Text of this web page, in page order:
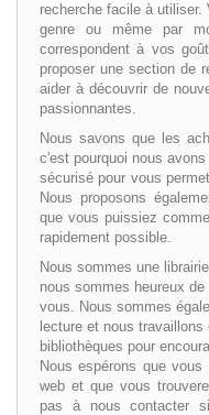
recherche facile à utiliser.
genre ou même par
correspondent à vos
proposer une section de
aider à découvrir de
passionnantes.
Nous savons que les
c'est pourquoi nous
sécurisé pour vous
Nous proposons
que vous puissiez
rapidement possible.
Nous sommes une
nous sommes heureux
vous. Nous sommes
lecture et nous
bibliothèques pour
Nous espérons que
web et que vous
pas à nous contacter